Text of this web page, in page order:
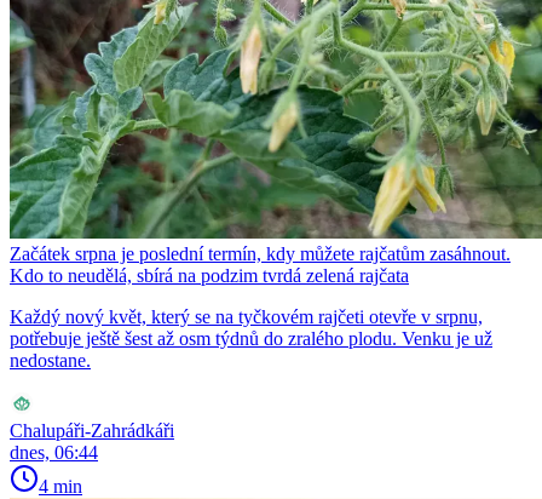
Začátek srpna je poslední termín, kdy můžete rajčatům zasáhnout.
Kdo to neudělá, sbírá na podzim tvrdá zelená rajčata
Každý nový květ, který se na tyčkovém rajčeti otevře v srpnu,
potřebuje ještě šest až osm týdnů do zralého plodu. Venku je už
nedostane.
Chalupáři-Zahrádkáři
dnes, 06:44
4 min